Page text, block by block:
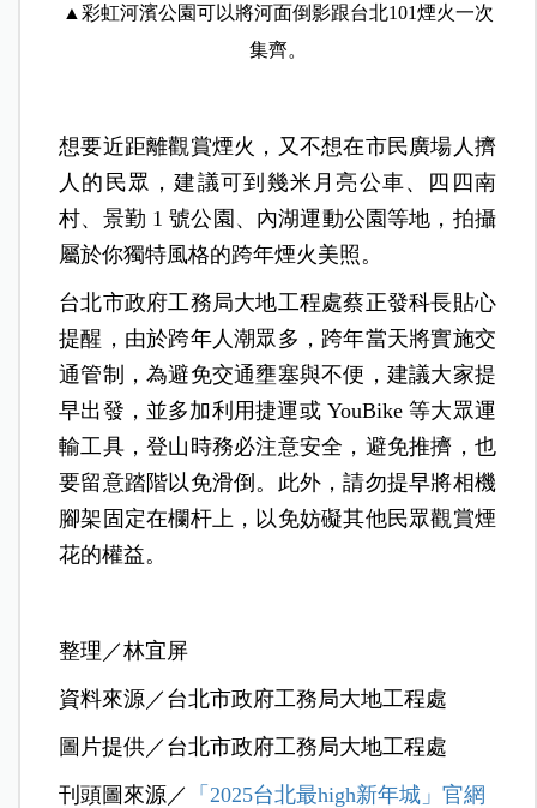
▲彩虹河濱公園可以將河面倒影跟台北101煙火一次
集齊。
想要近距離觀賞煙火，又不想在市民廣場人擠
人的民眾，建議可到幾米月亮公車、四四南
村、景勤 1 號公園、內湖運動公園等地，拍攝
屬於你獨特風格的跨年煙火美照。
台北市政府工務局大地工程處蔡正發科長貼心
提醒，由於跨年人潮眾多，跨年當天將實施交
通管制，為避免交通壅塞與不便，建議大家提
早出發，並多加利用捷運或 YouBike 等大眾運
輸工具，登山時務必注意安全，避免推擠，也
要留意踏階以免滑倒。此外，請勿提早將相機
腳架固定在欄杆上，以免妨礙其他民眾觀賞煙
花的權益。
整理／林宜屏
資料來源／台北市政府工務局大地工程處
圖片提供／台北市政府工務局大地工程處
刊頭圖來源／
「2025台北最high新年城」官網